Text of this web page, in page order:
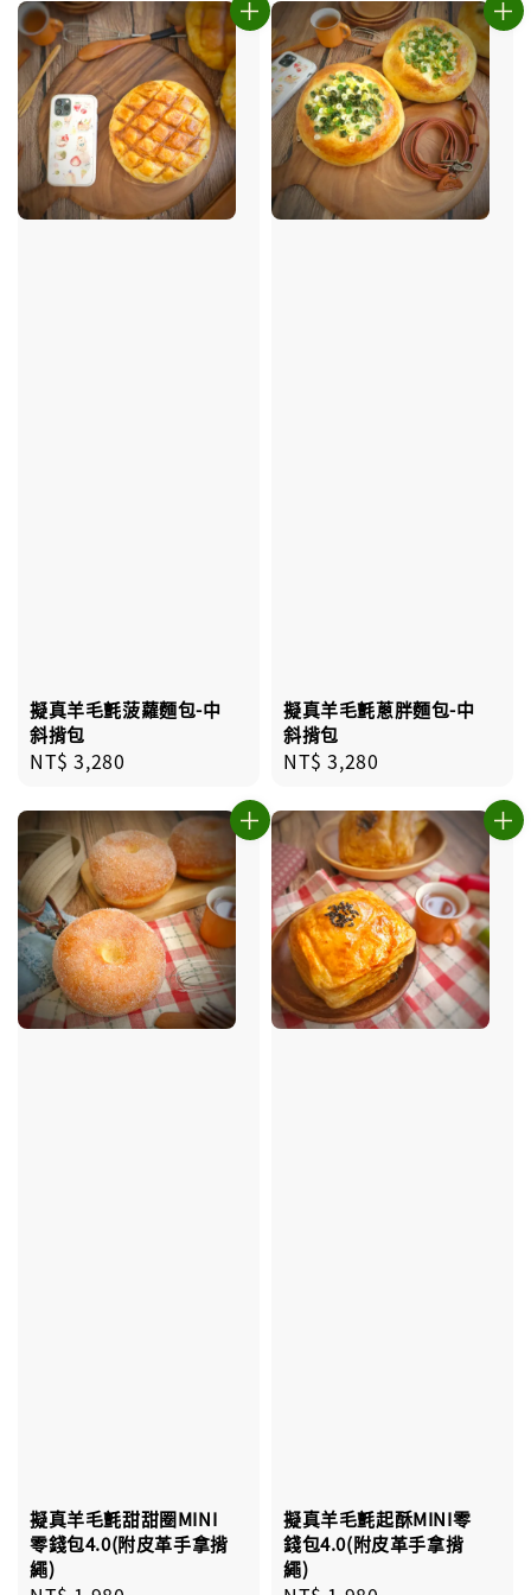
擬真羊毛氈菠蘿麵包-中
斜揹包
Regular
NT$ 3,280
擬真羊毛氈蔥胖麵包-中
斜揹包
Regular
NT$ 3,280
擬真羊毛氈甜甜圈MINI
零錢包4.0(附皮革手拿揹
繩)
擬真羊毛氈起酥MINI零
錢包4.0(附皮革手拿揹
繩)